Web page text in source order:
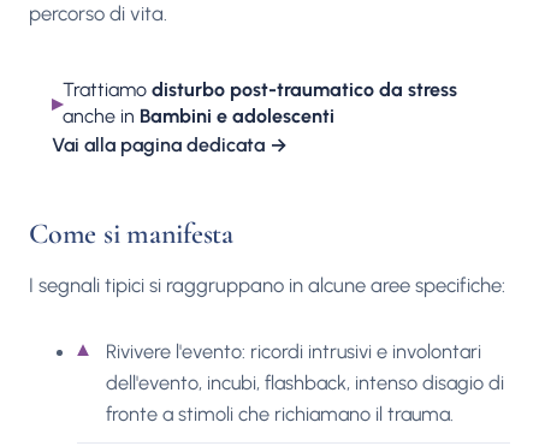
percorso di vita.
▸
Trattiamodisturbo post-traumatico da stress
anche in Bambini e adolescenti
Vai alla pagina dedicata →
Come si manifesta
I segnali tipici si raggruppano in alcune aree specifiche:
Rivivere l'evento: ricordi intrusivi e involontari
dell'evento, incubi, flashback, intenso disagio di
fronte a stimoli che richiamano il trauma.